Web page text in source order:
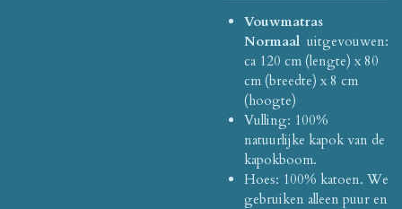
Vouwmatras
Normaal uitgevouwen:
ca 120 cm (lengte) x 80
cm (breedte) x 8 cm
(hoogte)
Vulling: 100%
natuurlijke kapok van de
kapokboom.
Hoes: 100% katoen. We
gebruiken alleen puur en